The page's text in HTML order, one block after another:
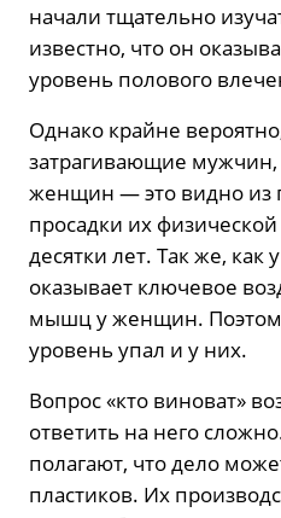
начали тщательно
известно, что он
уровень полового
Однако крайне
затрагивающие мужчин,
женщин — это видно из
просадки их
десятки лет. Так же, как
оказывает ключевое
мышц у женщин.
уровень упал и у них.
Вопрос «кто виноват»
ответить на него
полагают, что дело
пластиков. Их